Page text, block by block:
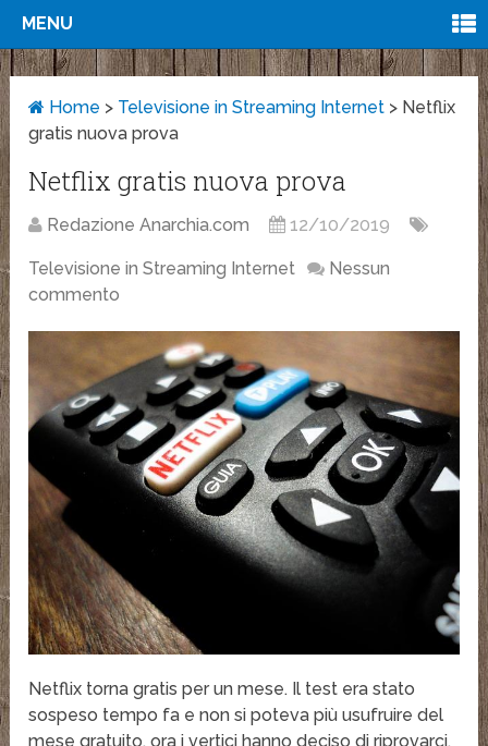
MENU
Home > Televisione in Streaming Internet > Netflix
gratis nuova prova
Netflix gratis nuova prova
Redazione Anarchia.com 12/10/2019
Televisione in Streaming Internet
Nessun
commento
Netflix torna gratis per un mese. Il test era stato
sospeso tempo fa e non si poteva più usufruire del
mese gratuito, ora i vertici hanno deciso di riprovarci.